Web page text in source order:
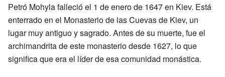
Petró Mohyla falleció el 1 de enero de 1647 en Kiev. Está
enterrado en el Monasterio de las Cuevas de Kiev, un
lugar muy antiguo y sagrado. Antes de su muerte, fue el
archimandrita de este monasterio desde 1627, lo que
significa que era el líder de esa comunidad monástica.